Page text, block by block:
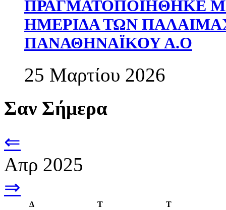
ΠΡΑΓΜΑΤΟΠΟΙΗΘΗΚΕ
ΗΜΕΡΙΔΑ ΤΩΝ
ΠΑΝΑΘΗΝΑΪΚΟΥ Α.Ο
25 Μαρτίου 2026
Σαν Σήμερα
⇐
Απρ 2025
⇒
Δ Τ Τ